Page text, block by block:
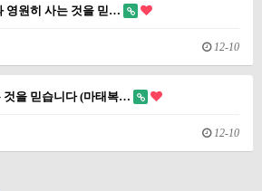
영원히 사는 것을 믿…
12-10
것을 믿습니다 (마태복…
12-10